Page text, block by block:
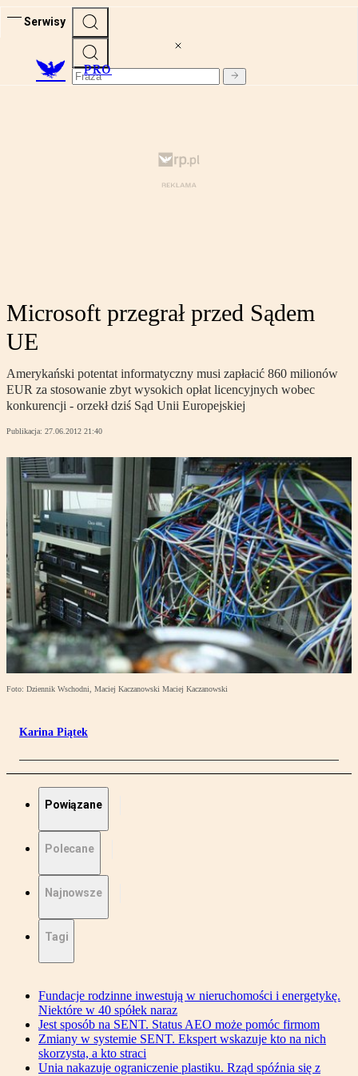
Serwisy
PRO
Microsoft przegrał przed Sądem
UE
Amerykański potentat informatyczny musi zapłacić 860 milionów
EUR za stosowanie zbyt wysokich opłat licencyjnych wobec
konkurencji - orzekł dziś Sąd Unii Europejskiej
Publikacja: 27.06.2012 21:40
Foto: Dziennik Wschodni, Maciej Kaczanowski Maciej Kaczanowski
Karina Piątek
Powiązane
Polecane
Najnowsze
Tagi
Fundacje rodzinne inwestują w nieruchomości i energetykę.
Niektóre w 40 spółek naraz
Jest sposób na SENT. Status AEO może pomóc firmom
Zmiany w systemie SENT. Ekspert wskazuje kto na nich
skorzysta, a kto straci
Unia nakazuje ograniczenie plastiku. Rząd spóźnia się z